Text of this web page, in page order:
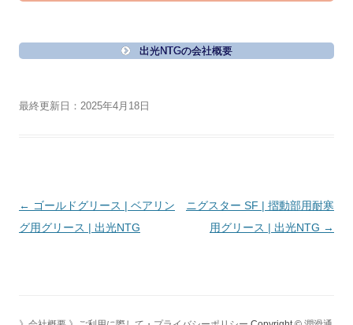
出光NTGの会社概要
最終更新日：2025年4月18日
投
稿
← ゴールドグリース | ベアリン
グ用グリース | 出光NTG
ニグスター SF | 摺動部用耐寒
用グリース | 出光NTG →